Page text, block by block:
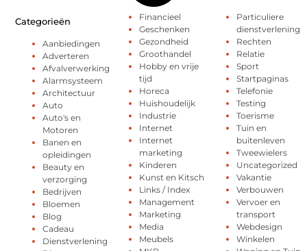
Categorieën
Aanbiedingen
Adverteren
Afvalverwerking
Alarmsysteem
Architectuur
Auto
Auto's en
Motoren
Banen en
opleidingen
Beauty en
verzorging
Bedrijven
Bloemen
Blog
Cadeau
Dienstverlening
Financieel
Geschenken
Gezondheid
Groothandel
Hobby en vrije
tijd
Horeca
Huishoudelijk
Industrie
Internet
Internet
marketing
Kinderen
Kunst en Kitsch
Links / Index
Management
Marketing
Media
Meubels
Particuliere
dienstverlening
Rechten
Relatie
Sport
Startpaginas
Telefonie
Testing
Toerisme
Tuin en
buitenleven
Tweewielers
Uncategorized
Vakantie
Verbouwen
Vervoer en
transport
Webdesign
Winkelen